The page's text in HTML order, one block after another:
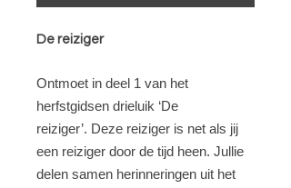
De reiziger
Ontmoet in deel 1 van het
herfstgidsen drieluik ‘De
reiziger’. Deze reiziger is net als jij
een reiziger door de tijd heen. Jullie
delen samen herinneringen uit het